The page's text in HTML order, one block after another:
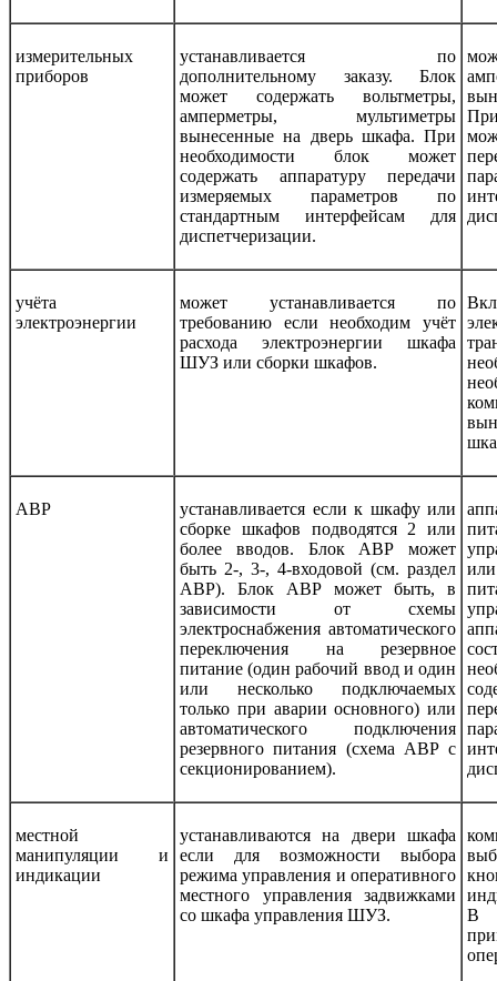
измерительных
приборов
устанавливается по
дополнительному заказу. Блок
может содержать вольтметры,
амперметры, мультиметры
вынесенные на дверь шкафа. При
необходимости блок может
содержать аппаратуру передачи
измеряемых параметров по
стандартным интерфейсам для
диспетчеризации.
учёта
электроэнергии
может устанавливается по
требованию если необходим учёт
расхода электроэнергии шкафа
ШУЗ или сборки шкафов.
В
АВР
устанавливается если к шкафу или
сборке шкафов подводятся 2 или
более вводов. Блок АВР может
быть 2-, 3-, 4-входовой (см. раздел
АВР). Блок АВР может быть, в
зависимости от схемы
электроснабжения автоматического
переключения на резервное
питание (один рабочий ввод и один
или несколько подключаемых
только при аварии основного) или
автоматического подключения
резервного питания (схема АВР с
секционированием).
местной
манипуляции и
индикации
устанавливаются на двери шкафа
если для возможности выбора
режима управления и оперативного
местного управления задвижками
со шкафа управления ШУЗ.
В